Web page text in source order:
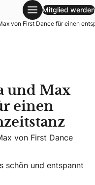
Dance für einen
Mitglied werden
von First Dance für einen
und Max
einen
von First Dance
schön und entspannt
von First Dance
schön und entspannt